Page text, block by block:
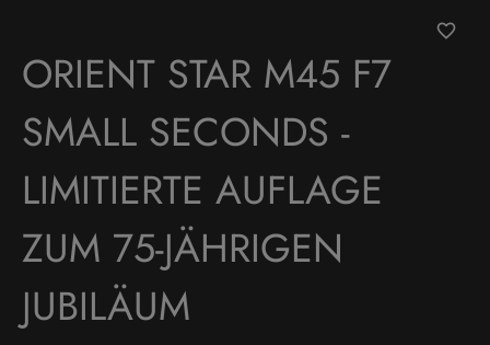
ORIENT STAR M45 F7
SMALL SECONDS -
LIMITIERTE AUFLAGE
ZUM 75-JÄHRIGEN
JUBILÄUM